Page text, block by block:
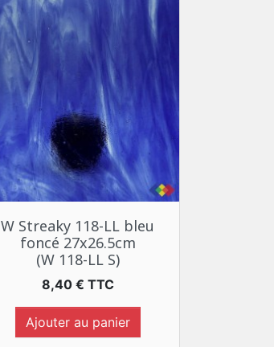
Aperçu rapide
W Streaky 118-LL bleu
foncé 27x26.5cm
(W 118-LL S)
Prix
8,40 € TTC
Ajouter au panier